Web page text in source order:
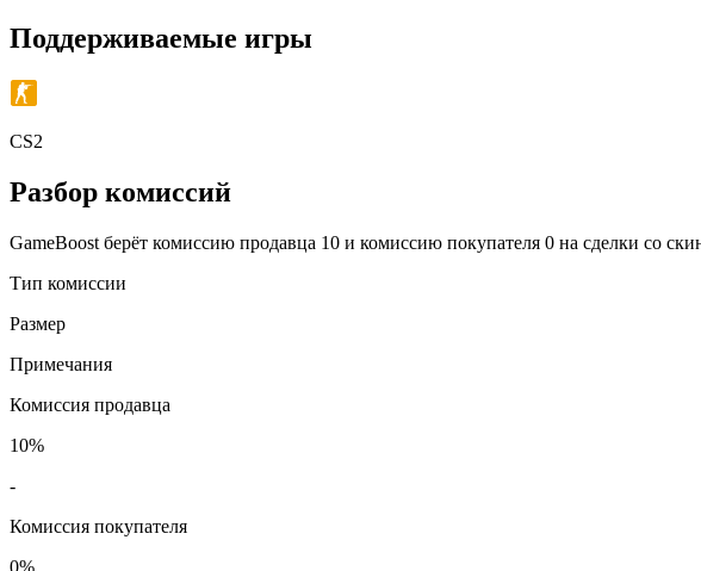
Поддерживаемые игры
CS2
Разбор комиссий
GameBoost берёт комиссию продавца 10 и комиссию покупателя 0 на сделки со
Тип комиссии
Размер
Примечания
Комиссия продавца
10%
-
Комиссия покупателя
0%